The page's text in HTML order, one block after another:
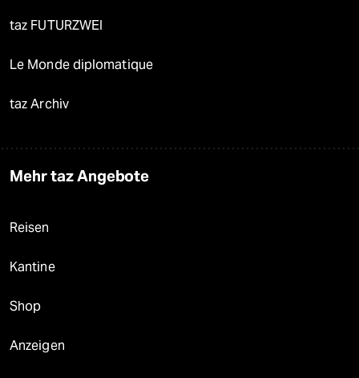
taz FUTURZWEI
Le Monde diplomatique
taz Archiv
Mehr taz Angebote
Reisen
Kantine
Shop
Anzeigen